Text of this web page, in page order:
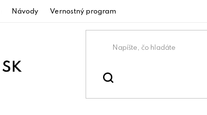
Návody Vernostný program